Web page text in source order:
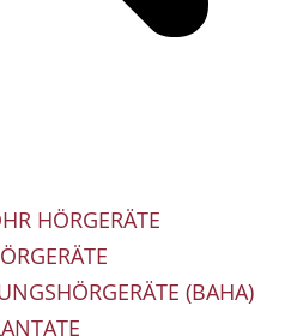
HÖRGERÄTE
(BAHA)